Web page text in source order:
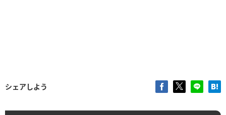
シェアしよう